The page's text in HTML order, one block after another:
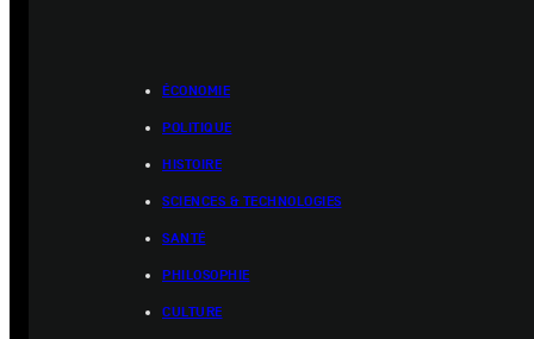
ÉCONOMIE
POLITIQUE
HISTOIRE
SCIENCES & TECHNOLOGIES
SANTÉ
PHILOSOPHIE
CULTURE